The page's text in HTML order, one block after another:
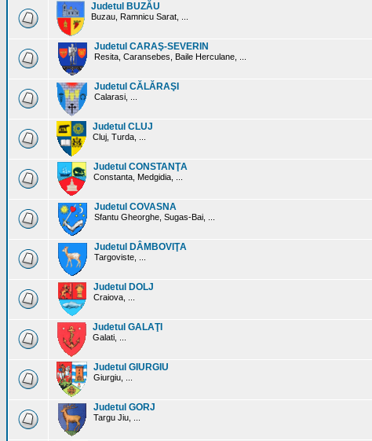
Judetul BUZĂU
Buzau, Ramnicu Sarat, ...
Judetul CARAŞ-SEVERIN
Resita, Caransebes, Baile Herculane, ...
Judetul CĂLĂRAŞI
Calarasi, ...
Judetul CLUJ
Cluj, Turda, ...
Judetul CONSTANŢA
Constanta, Medgidia, ...
Judetul COVASNA
Sfantu Gheorghe, Sugas-Bai, ...
Judetul DÂMBOVIŢA
Targoviste, ...
Judetul DOLJ
Craiova, ...
Judetul GALAŢI
Galati, ...
Judetul GIURGIU
Giurgiu, ...
Judetul GORJ
Targu Jiu, ...